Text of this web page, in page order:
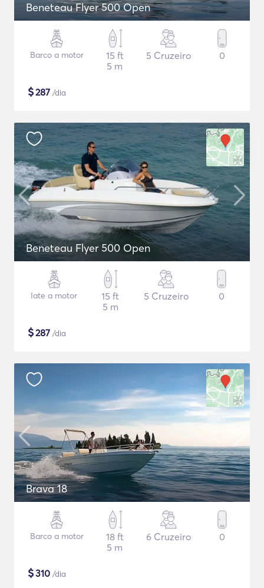
Beneteau Flyer 500 Open
Barco a motor
15 ft
5 m
5 Cruzeiro 0
$287 /dia
Beneteau Flyer 500 Open
Iate a motor
15 ft
5 m
5 Cruzeiro 0
$287 /dia
Brava 18
Barco a motor
18 ft
5 m
6 Cruzeiro 0
$310 /dia